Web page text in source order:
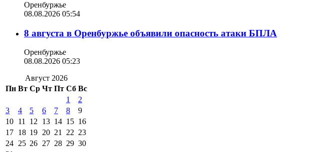
Оренбуржье
08.08.2026 05:54
8 августа в Оренбуржье объявили опасность атаки БПЛА
Оренбуржье
08.08.2026 05:23
Август 2026
Пн Вт Ср Чт Пт Сб Вс
1
2
3
4 5 6 7 8
9
10 11 12 13 14 15 16
17 18 19 20 21 22 23
24 25 26 27 28 29 30